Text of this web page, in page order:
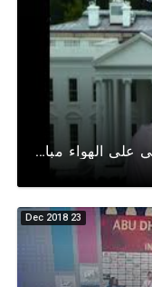
الكاتب الإماراتي أحمد إبراهيم من دبي على الهواء مباشرة مع الأخبار الرئيسية لتلفزيون بي سي لندن BBC
23 Dec 2018